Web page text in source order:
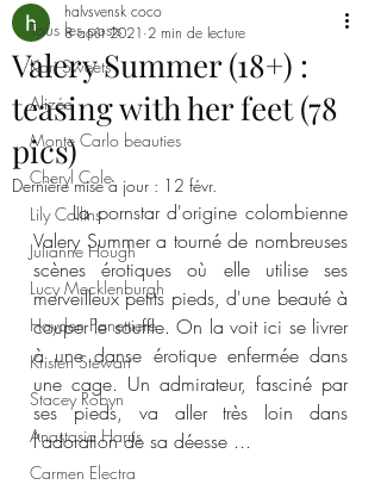
Tous les posts
Kari Sweets
Alizée
Monte Carlo beauties
Cheryl Cole
Lily Collins
Julianne Hough
Lucy Mecklenburgh
Hayden Panettiere
Kristen Stewart
Stacey Robyn
Anastasia Harris
Carmen Electra
Valery Summer (18+) :
teasing with her feet (78
pics)
halvsvensk coco
8 août 2021 2 min de lecture
Dernière mise à jour : 12 févr.
     La pornstar d'origine colombienne
Valery Summer a tourné de nombreuses
scènes érotiques où elle utilise ses
merveilleux petits pieds, d'une beauté à
couper le souffle. On la voit ici se livrer
à une danse érotique enfermée dans
une cage. Un admirateur, fasciné par
ses pieds, va aller très loin dans
l'adoration de sa déesse ...